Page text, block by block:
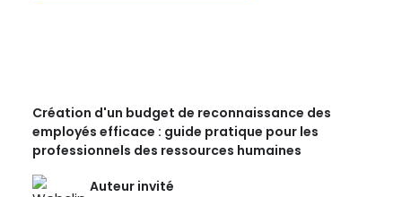
Création d'un budget de reconnaissance des
employés efficace : guide pratique pour les
professionnels des ressources humaines
Auteur invité